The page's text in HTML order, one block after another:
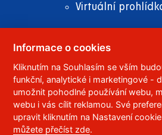
Virtuální
© 2023 Univerzita
532 10 Pardubice 2
Telefon: 466 036 111, 466
Správce webu ,RSS
Informace o cookies
Kliknutím na Souhlasím se vším
funkční, analytické i marketingové -
umožnit pohodlné používání webu,
webu i vás cílit reklamou. Své
upravit kliknutím na Nastavení
můžete přečíst zde.